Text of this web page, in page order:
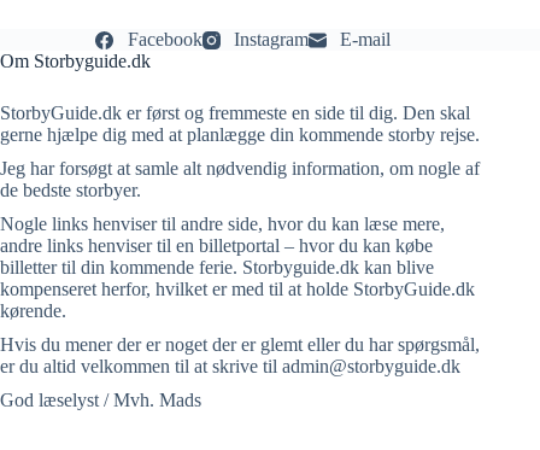
Facebook Instagram
E-mail
Om Storbyguide.dk
StorbyGuide.dk er først og fremmeste en side til dig. Den skal
gerne hjælpe dig med at planlægge din kommende storby rejse.
Jeg har forsøgt at samle alt nødvendig information, om nogle af
de bedste storbyer.
Nogle links henviser til andre side, hvor du kan læse mere,
andre links henviser til en billetportal – hvor du kan købe
billetter til din kommende ferie. Storbyguide.dk kan blive
kompenseret herfor, hvilket er med til at holde StorbyGuide.dk
kørende.
Hvis du mener der er noget der er glemt eller du har spørgsmål,
er du altid velkommen til at skrive til admin@storbyguide.dk
God læselyst / Mvh. Mads